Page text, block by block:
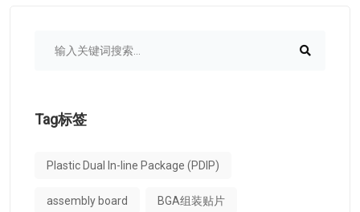
Tag标签
Plastic Dual In-line Package (PDIP)
assembly board BGA组装贴片